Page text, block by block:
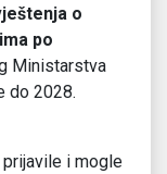
o
po
Ministarstva
do 2028.
prijavile i mogle